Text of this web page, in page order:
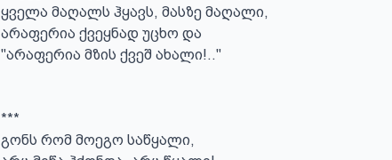
ყველა მაღალს ჰყავს, მასზე მაღალი,
არაფერია ქვეყნად უცხო და
"არაფერია მზის ქვეშ ახალი!.."
***
გონს რომ მოეგო საწყალი,